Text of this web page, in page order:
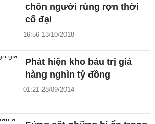
chôn người rùng rợn thời
cổ đại
16:56 13/10/2018
Phát hiện kho báu trị giá
hàng nghìn tỷ đồng
01:21 28/09/2014